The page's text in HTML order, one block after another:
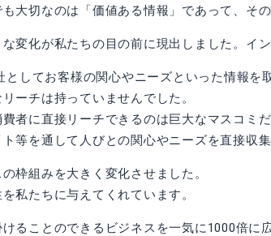
大切なのは「価値ある情報」であって、そ
変化が私たちの目の前に現出しました。イ
してお客様の関心やニーズといった情報
ーチは持っていませんでした。
者に直接リーチできるのは巨大なマスコミ
等を通して人びとの関心やニーズを直接収
枠組みを大きく変化させました。
私たちに与えてくれています。
ることのできるビジネスを一気に1000倍に